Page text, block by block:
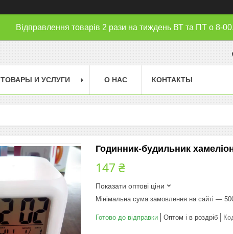
Відправлення товарів 2 рази на тиждень ВТ та ПТ о 8-00.
ТОВАРЫ И УСЛУГИ О НАС КОНТАКТЫ
Годинник-будильник
147 ₴
Показати оптові ціни
Мінімальна сума замовлення на сайті —
Готово до відправки Оптом і в роздріб